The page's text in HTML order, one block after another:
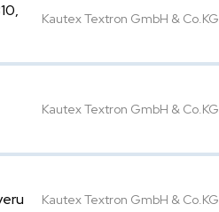
Kautex Textron GmbH & Co.KG
Kautex Textron GmbH & Co.KG
Kautex Textron GmbH & Co.KG